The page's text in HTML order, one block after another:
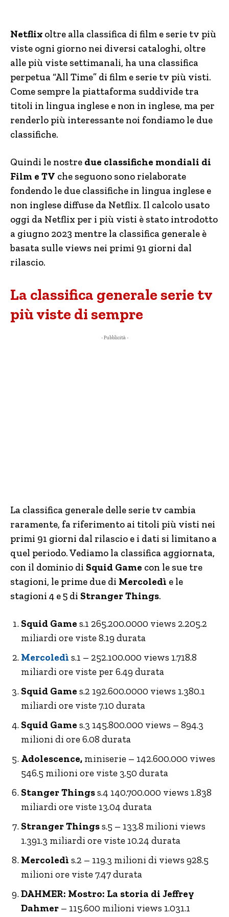
Netflix oltre alla classifica di film e serie tv più
viste ogni giorno nei diversi cataloghi, oltre
alle più viste settimanali, ha una classifica
perpetua “All Time” di film e serie tv più visti.
Come sempre la piattaforma suddivide tra
titoli in lingua inglese e non in inglese, ma per
renderlo più interessante noi fondiamo le due
classifiche.
Quindi le nostre due classifiche mondiali di
Film e TV che seguono sono rielaborate
fondendo le due classifiche in lingua inglese e
non inglese diffuse da Netflix. Il calcolo usato
oggi da Netflix per i più visti è stato introdotto
a giugno 2023 mentre la classifica generale è
basata sulle views nei primi 91 giorni dal
rilascio.
La classifica generale serie tv
più viste di sempre
- Pubblicità -
La classifica generale delle serie tv cambia
raramente, fa riferimento ai titoli più visti nei
primi 91 giorni dal rilascio e i dati si limitano a
quel periodo. Vediamo la classifica aggiornata,
con il dominio di Squid Game con le sue tre
stagioni, le prime due di Mercoledì e le
stagioni 4 e 5 di Stranger Things.
Squid Game s.1 265.200.0000 views 2.205.2
miliardi ore viste 8.19 durata
Mercoledì s.1 – 252.100.000 views 1.718.8
miliardi ore viste per 6.49 durata
Squid Game s.2 192.600.0000 views 1.380.1
miliardi ore viste 7.10 durata
Squid Game s.3 145.800.000 views – 894.3
milioni di ore 6.08 durata
Adolescence, miniserie – 142.600.000 viwes
546.5 milioni ore viste 3.50 durata
Stanger Thingss.4 140.700.000 views 1.838
miliardi ore viste 13.04 durata
Stranger Thingss.5 – 133.8 milioni views
1.391.3 miliardi ore viste 10.24 durata
Mercoledì s.2 – 119.3 milioni di views 928.5
milioni ore viste 7.47 durata
DAHMER: Mostro: La storia di Jeffrey
Dahmer – 115.600 milioni views 1.031.1